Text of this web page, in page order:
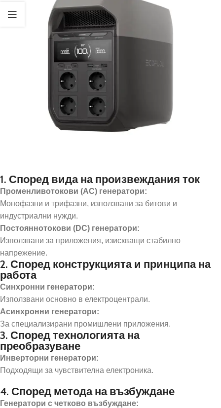
1. Според вида на произвеждания ток
Променливотокови (AC) генератори:
Монофазни и трифазни, използвани за битови и
индустриални нужди.
Постояннотокови (DC) генератори:
Използвани за приложения, изискващи стабилно
напрежение.
2. Според конструкцията и принципа на
работа
Синхронни генератори:
Използвани основно в електроцентрали.
Асинхронни генератори:
За специализирани промишлени приложения.
3. Според технологията на
преобразуване
Инверторни генератори:
Подходящи за чувствителна електроника.
4. Според метода на възбуждане
Генератори с четково възбуждане: